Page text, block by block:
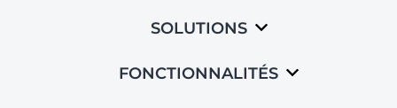
SOLUTIONS
FONCTIONNALITÉS